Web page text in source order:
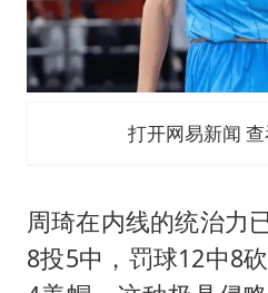
打开网易新闻
周琦在内线的统治力
8投5中，罚球12中8